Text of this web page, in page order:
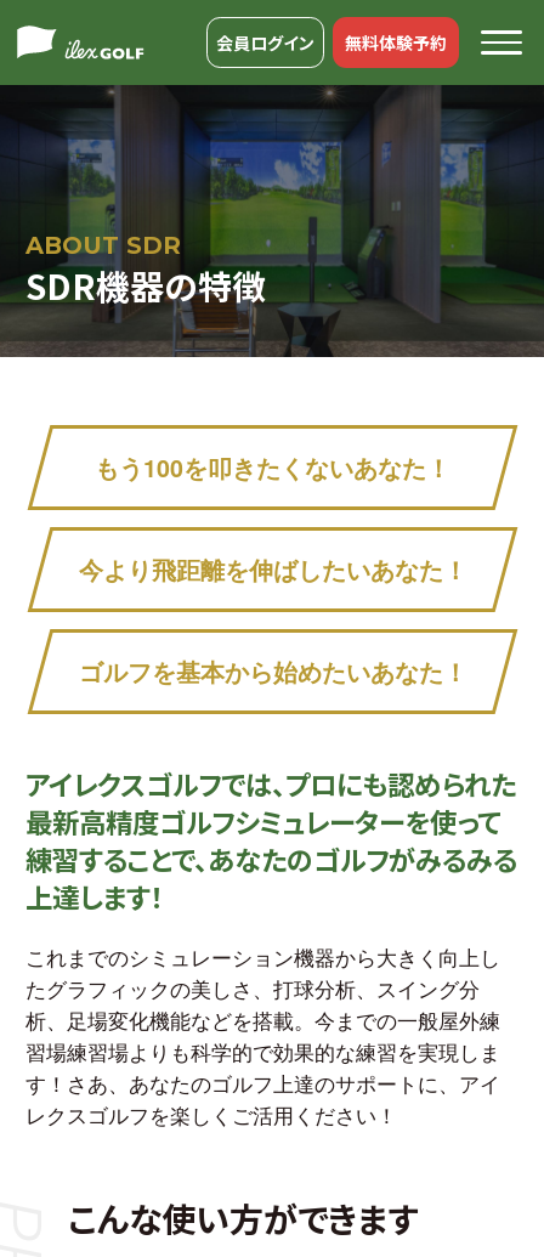
会員ログイン 無料体験予約
ABOUT SDR
SDR機器の特徴
もう100を叩きたくないあなた！
今より飛距離を伸ばしたいあなた！
ゴルフを基本から始めたいあなた！
アイレクスゴルフでは、プロにも認められた
最新高精度ゴルフシミュレーターを使って
練習することで、あなたのゴルフがみるみる
上達します！
これまでのシミュレーション機器から大きく向上し
たグラフィックの美しさ、打球分析、スイング分
析、足場変化機能などを搭載。 今までの一般屋外練
習場練習場よりも科学的で効果的な練習を実現しま
す！ さあ、あなたのゴルフ上達のサポートに、アイ
レクスゴルフを楽しくご活用ください！
こんな使い方ができます